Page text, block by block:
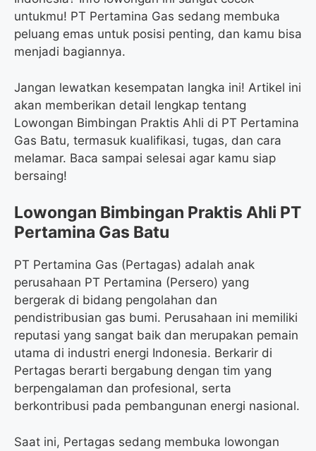
untukmu! PT Pertamina Gas sedang membuka
peluang emas untuk posisi penting, dan kamu bisa
menjadi bagiannya.
Jangan lewatkan kesempatan langka ini! Artikel ini
akan memberikan detail lengkap tentang
Lowongan Bimbingan Praktis Ahli di PT Pertamina
Gas Batu, termasuk kualifikasi, tugas, dan cara
melamar. Baca sampai selesai agar kamu siap
bersaing!
Lowongan Bimbingan Praktis Ahli PT
Pertamina Gas Batu
PT Pertamina Gas (Pertagas) adalah anak
perusahaan PT Pertamina (Persero) yang
bergerak di bidang pengolahan dan
pendistribusian gas bumi. Perusahaan ini memiliki
reputasi yang sangat baik dan merupakan pemain
utama di industri energi Indonesia. Berkarir di
Pertagas berarti bergabung dengan tim yang
berpengalaman dan profesional, serta
berkontribusi pada pembangunan energi nasional.
Saat ini, Pertagas sedang membuka lowongan